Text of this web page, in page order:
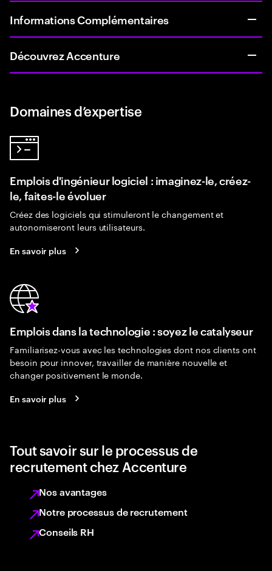
Informations Complémentaires
Découvrez Accenture
Domaines d’expertise
Emplois d'ingénieur logiciel : imaginez-le, créez-
le, faites-le évoluer
Créez des logiciels qui stimuleront le changement et
autonomiseront leurs utilisateurs.
En savoir plus
Emplois dans la technologie : soyez le catalyseur
Familiarisez-vous avec les technologies dont nos clients ont
besoin pour innover, travailler de manière nouvelle et
changer positivement le monde.
En savoir plus
Tout savoir sur le processus de
recrutement chez Accenture
Nos avantages
Notre processus de recrutement
Conseils RH